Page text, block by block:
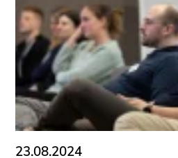
23.08.2024